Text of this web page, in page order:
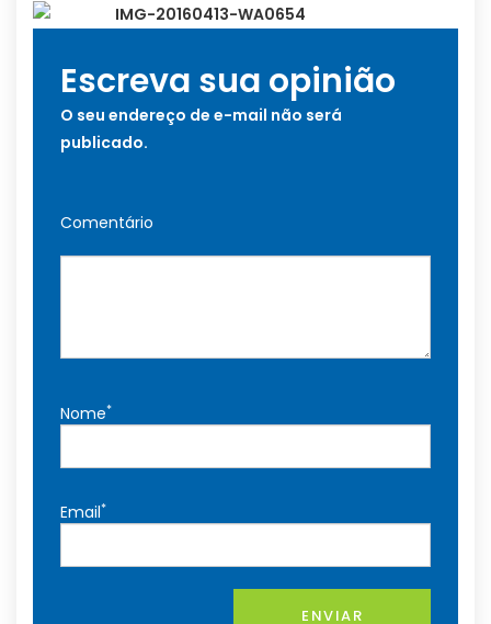
Escreva sua opinião
O seu endereço de e-mail não será
publicado.
Comentário
Nome*
Email*
ENVIAR